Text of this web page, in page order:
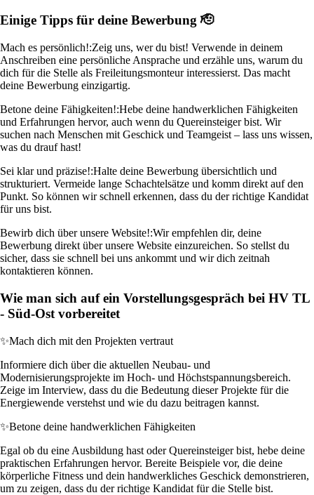
Einige Tipps für deine Bewerbung 🫡
Mach es persönlich!:Zeig uns, wer du bist! Verwende in deinem
Anschreiben eine persönliche Ansprache und erzähle uns, warum du
dich für die Stelle als Freileitungsmonteur interessierst. Das macht
deine Bewerbung einzigartig.
Betone deine Fähigkeiten!:Hebe deine handwerklichen Fähigkeiten
und Erfahrungen hervor, auch wenn du Quereinsteiger bist. Wir
suchen nach Menschen mit Geschick und Teamgeist – lass uns wissen,
was du drauf hast!
Sei klar und präzise!:Halte deine Bewerbung übersichtlich und
strukturiert. Vermeide lange Schachtelsätze und komm direkt auf den
Punkt. So können wir schnell erkennen, dass du der richtige Kandidat
für uns bist.
Bewirb dich über unsere Website!:Wir empfehlen dir, deine
Bewerbung direkt über unsere Website einzureichen. So stellst du
sicher, dass sie schnell bei uns ankommt und wir dich zeitnah
kontaktieren können.
Wie man sich auf ein Vorstellungsgespräch bei HV TL
- Süd-Ost vorbereitet
✨Mach dich mit den Projekten vertraut
Informiere dich über die aktuellen Neubau- und
Modernisierungsprojekte im Hoch- und Höchstspannungsbereich.
Zeige im Interview, dass du die Bedeutung dieser Projekte für die
Energiewende verstehst und wie du dazu beitragen kannst.
✨Betone deine handwerklichen Fähigkeiten
Egal ob du eine Ausbildung hast oder Quereinsteiger bist, hebe deine
praktischen Erfahrungen hervor. Bereite Beispiele vor, die deine
körperliche Fitness und dein handwerkliches Geschick demonstrieren,
um zu zeigen, dass du der richtige Kandidat für die Stelle bist.